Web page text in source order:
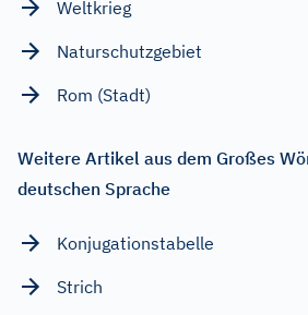
Weltkrieg
Naturschutzgebiet
Rom (Stadt)
Weitere Artikel aus dem Großes
deutschen Sprache
Konjugationstabelle
Strich